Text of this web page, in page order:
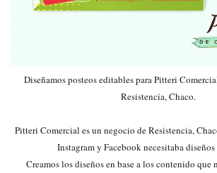
Diseñamos posteos editables para Pitteri
Resistencia, Chaco.
Pitteri Comercial es un negocio de Resistencia,
Instagram y Facebook necesitaba diseños
Creamos los diseños en base a los contenido que